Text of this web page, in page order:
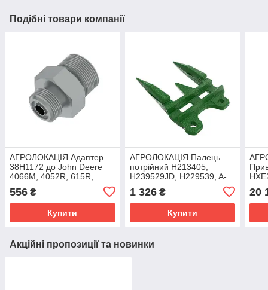
Подібні товари компанії
АГРОЛОКАЦІЯ Адаптер
38H1172 до John Deere
4066M, 4052R, 615R,
7460, 925F (унікальний ID:
556 ₴
Купити
АГРОЛОКАЦІЯ Палець
потрійний H213405,
H239529JD, H229539, A-
AMH213405, G630 до
John Deere
1 326₴
Купити
20
Акційні пропозиції та новинки